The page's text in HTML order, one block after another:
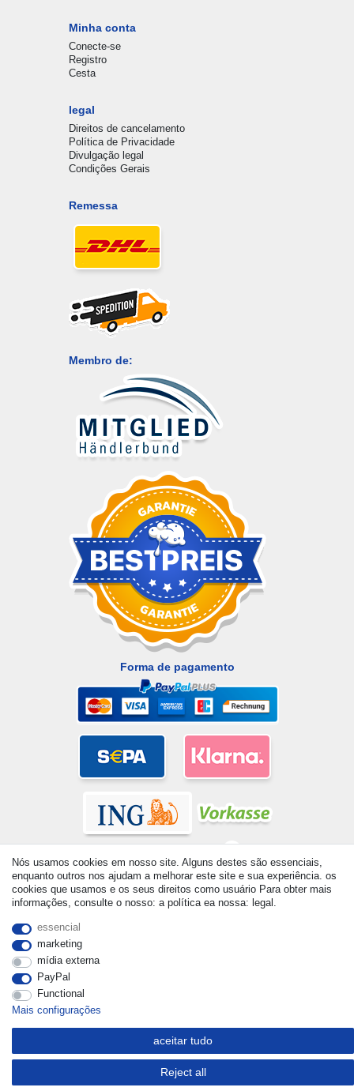
Minha conta
Conecte-se
Registro
Cesta
legal
Direitos de cancelamento
Política de Privacidade
Divulgação legal
Condições Gerais
Remessa
Membro de:
Forma de pagamento
© Copyright 2026 | Todos os direitos reservados. - All rights
Nós usamos cookies em nosso site. Alguns destes são essenciais,
enquanto outros nos ajudam a melhorar este site e sua experiência. os
cookies que usamos e os seus direitos como usuário Para obter mais
informações, consulte o nosso: a política ea nossa: legal.
essencial
marketing
mídia externa
PayPal
Functional
Mais configurações
aceitar tudo
Reject all